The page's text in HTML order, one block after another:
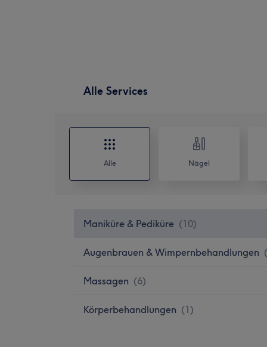
Alle Services
Alle Nägel
Maniküre & Pediküre (10)
Augenbrauen & Wimpernbehandlungen (
Massagen (6)
Körperbehandlungen (1)